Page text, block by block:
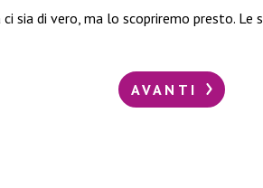
sia di vero, ma lo scopriremo presto. Le
AVANTI